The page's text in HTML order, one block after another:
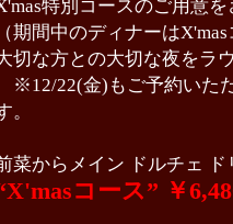
特別コースのご用意
（期間中のディナーは
切な方との大切な夜をラ
※12/22(金)もご予約いた
。
菜からメイン ドルチェ ド
コース” ￥